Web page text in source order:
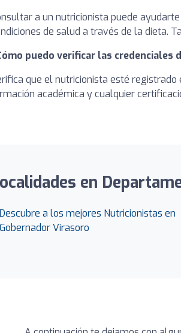
a un nutricionista puede
de salud a través de la dieta.
puedo verificar las credenciales
que el nutricionista esté
académica y cualquier
en
Descubre a los mejores Nutricionistas en
Gobernador Virasoro